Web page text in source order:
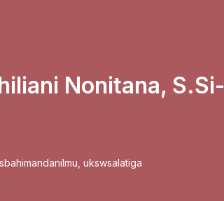
Nonitana, S.Si-
ukswsalatiga